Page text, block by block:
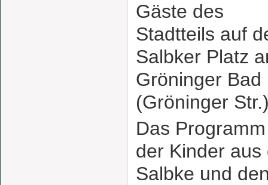
Gäste des
Stadtteils auf
Salbker Platz
Gröninger Bad
(Gröninger
Das
der Kinder
Salbke und